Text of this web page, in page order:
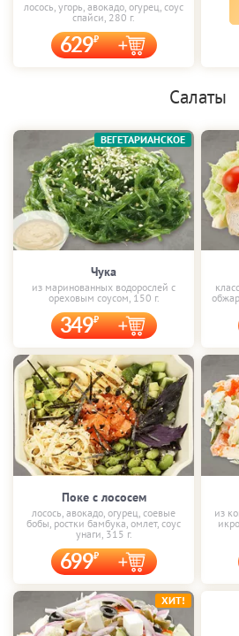
лосось, угорь, авокадо, огурец, соус
спайси, 280 г.
629
Салаты
Чука
из маринованных водорослей с
ореховым соусом, 150 г.
349
ВЕГЕТАРИАНСКОЕ
Поке с лососем
лосось, авокадо, огурец, соевые
бобы, ростки бамбука, омлет, соус
унаги, 315 г.
699
из
ХИТ!